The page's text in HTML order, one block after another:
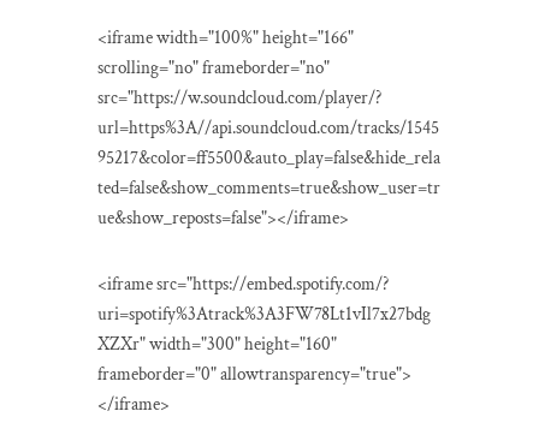
<iframe width="100%" height="166"
scrolling="no" frameborder="no"
src="https://w.soundcloud.com/player/?
url=https%3A//api.soundcloud.com/tracks/1545
95217&color=ff5500&auto_play=false&hide_rela
ted=false&show_comments=true&show_user=tr
ue&show_reposts=false"></iframe>
<iframe src="https://embed.spotify.com/?
uri=spotify%3Atrack%3A3FW78Lt1vIl7x27bdg
XZXr" width="300" height="160"
frameborder="0" allowtransparency="true">
</iframe>